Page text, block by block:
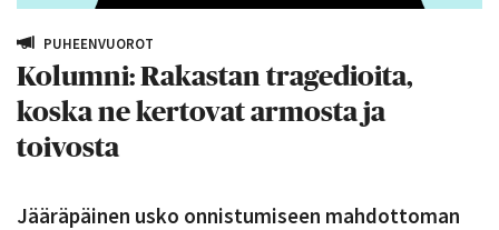
PUHEENVUOROT
Kolumni: Rakastan tragedioita,
koska ne kertovat armosta ja
toivosta
Jääräpäinen usko onnistumiseen mahdottoman